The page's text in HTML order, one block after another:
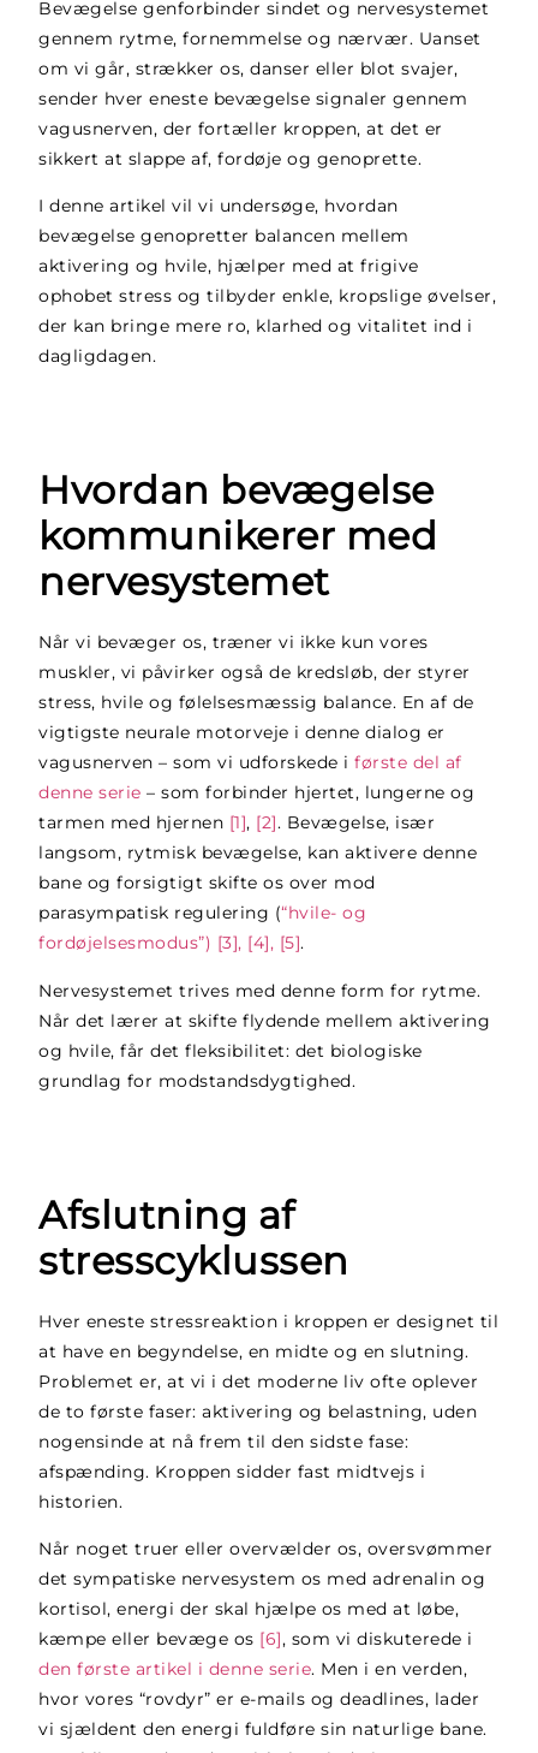
Bevægelse genforbinder sindet og nervesystemet
gennem rytme, fornemmelse og nærvær. Uanset
om vi går, strækker os, danser eller blot svajer,
sender hver eneste bevægelse signaler gennem
vagusnerven, der fortæller kroppen, at det er
sikkert at slappe af, fordøje og genoprette.
I denne artikel vil vi undersøge, hvordan
bevægelse genopretter balancen mellem
aktivering og hvile, hjælper med at frigive
ophobet stress og tilbyder enkle, kropslige øvelser,
der kan bringe mere ro, klarhed og vitalitet ind i
dagligdagen.
Hvordan bevægelse
kommunikerer med
nervesystemet
Når vi bevæger os, træner vi ikke kun vores
muskler, vi påvirker også de kredsløb, der styrer
stress, hvile og følelsesmæssig balance. En af de
vigtigste neurale motorveje i denne dialog er
vagusnerven – som vi udforskede iførste del af
denne serie–som forbinder hjertet, lungerne og
tarmen med hjernen [1], [2]. Bevægelse, især
langsom, rytmisk bevægelse, kan aktivere denne
bane og forsigtigt skifte os over mod
parasympatisk regulering (“hvile- og
fordøjelsesmodus”) [3], [4], [5].
Nervesystemet trives med denne form for rytme.
Når det lærer at skifte flydende mellem aktivering
og hvile, får det fleksibilitet: det biologiske
grundlag for modstandsdygtighed.
Afslutning af
stresscyklussen
Hver eneste stressreaktion i kroppen er designet til
at have en begyndelse, en midte og en slutning.
Problemet er, at vi i det moderne liv ofte oplever
de to første faser: aktivering og belastning, uden
nogensinde at nå frem til den sidste fase:
afspænding. Kroppen sidder fast midtvejs i
historien.
Når noget truer eller overvælder os, oversvømmer
det sympatiske nervesystem os med adrenalin og
kortisol, energi der skal hjælpe os med at løbe,
kæmpe eller bevæge os [6], som vi diskuterede i
den første artikel i denne serie. Men i en verden,
hvor vores “rovdyr” er e-mails og deadlines, lader
vi sjældent den energi fuldføre sin naturlige bane.